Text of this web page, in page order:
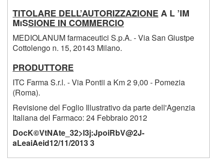
TITOLARE DELL’AUTORIZZAZIONEA L ’IM
MiSSIONE IN COMMERCIO
MEDIOLANUM farmaceutici S.p.A. - Via San Giustpe
Cottolengo n. 15, 20143 Milano.
PRODUTTORE
ITC Farma S.r.l. - Via Pontii a Km 2 9,00 - Pomezia
(Roma).
Revisione del Foglio Illustrativo da parte dell'Agenzia
Italiana del Farmaco: 24 Febbraio 2012
DocK©VtNAte_32>l3j:JpoiRbV@2J-
aLeaiAeid12/11/2013 3